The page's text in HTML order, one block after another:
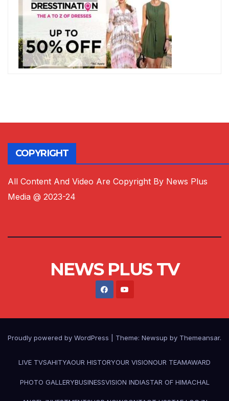
COPYRIGHT
All Content And Video Are Copyright By News Plus
Media @ 2023-24
NEWS PLUS TV
Proudly powered by WordPress Theme: Newsup by Themeansar.
LIVE TVSAHITYAOUR HISTORYOUR VISIONOUR TEAMAWARD
PHOTO GALLERYBUSINESSVISION INDIASTAR OF HIMACHAL